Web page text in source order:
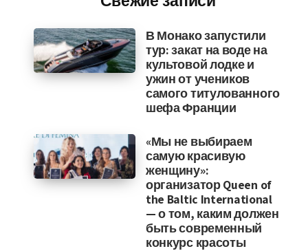
В Монако запустили
тур: закат на воде на
культовой лодке и
ужин от учеников
самого титулованного
шефа Франции
«Мы не выбираем
самую красивую
женщину»:
организатор Queen of
the Baltic International
— о том, каким должен
быть современный
конкурс красоты